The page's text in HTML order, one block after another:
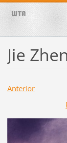
Jie
Anterior